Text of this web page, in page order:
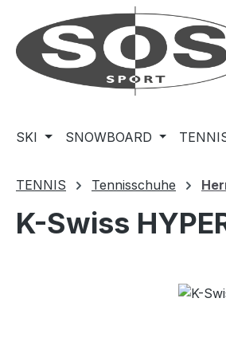
Hauptinhalt springen
Zur Suche springen
Zur Hauptnavigation springen
SKI SNOWBOARD
TENNIS Tennisschuhe
K-Swiss